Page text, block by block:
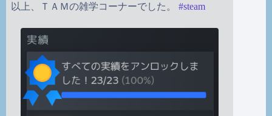
以上、ＴＡＭの雑学コーナーでした。 #steam